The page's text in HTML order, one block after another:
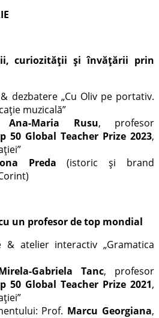
curiozității și învățării prin
dezbatere „Cu Oliv pe portativ.
muzicală”
Ana-Maria Rusu, profesor
50 Global Teacher Prize 2023,
Preda (istoric și brand
un profesor de top mondial
& atelier interactiv „Gramatica
Gabriela Tanc, profesor
50 Global Teacher Prize 2021,
Prof. Marcu Georgiana,